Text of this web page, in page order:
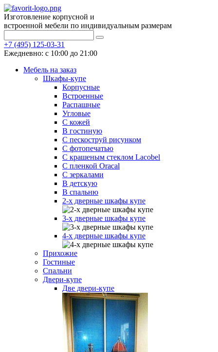
Изготовление корпусной и
встроенной мебели по индивидуальным размерам
+7 (495) 125-03-31
Ежедневно: с 10:00 до 21:00
Мебель на заказ
Шкафы-купе
Корпусные
Встроенные
Распашные
Угловые
С кожей
В гостиную
С пескоструй рисунком
С фотопечатью
С крашеным стеклом Lacobel
С пленкой Oracal
С зеркалами
В детскую
В спальню
2-х дверные шкафы купе
3-х дверные шкафы купе
4-х дверные шкафы купе
Прихожие
Гостиные
Спальни
Двери-купе
Две двери-купе